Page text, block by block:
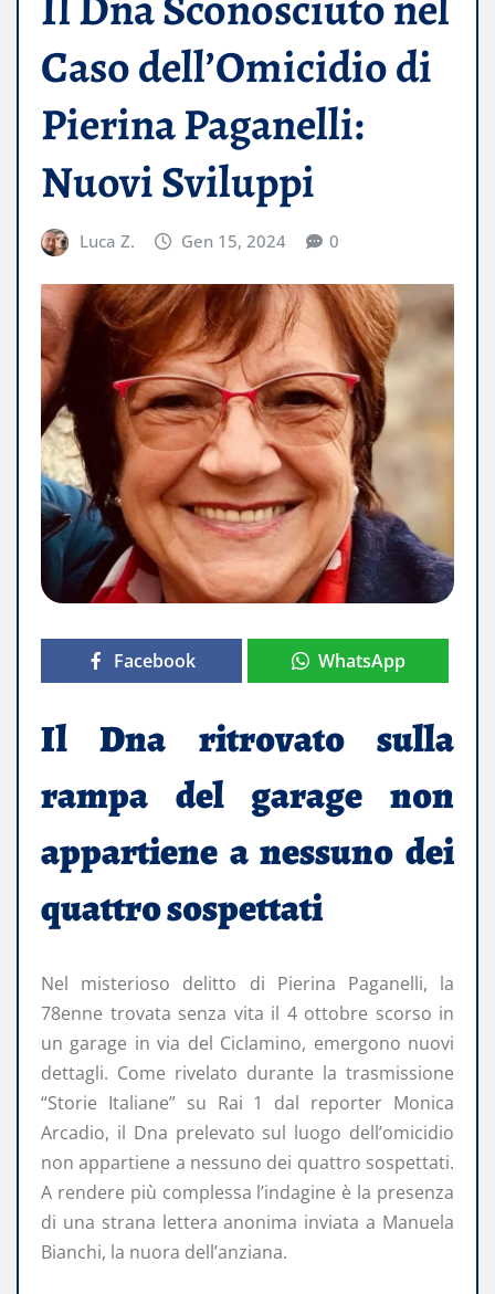
Caso dell’Omicidio di
Pierina Paganelli:
Nuovi Sviluppi
Luca Z. Gen 15, 2024 0
Facebook WhatsApp
Il Dna ritrovato sulla
rampa del garage non
appartiene a nessuno dei
quattro sospettati
Nel misterioso delitto di Pierina Paganelli, la
78enne trovata senza vita il 4 ottobre scorso in
un garage in via del Ciclamino, emergono nuovi
dettagli. Come rivelato durante la trasmissione
“Storie Italiane” su Rai 1 dal reporter Monica
Arcadio, il Dna prelevato sul luogo dell’omicidio
non appartiene a nessuno dei quattro sospettati.
A rendere più complessa l’indagine è la presenza
di una strana lettera anonima inviata a Manuela
Bianchi, la nuora dell’anziana.